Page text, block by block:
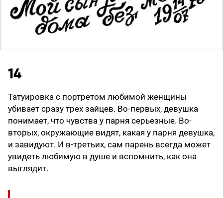
14
Татуировка с портретом любимой женщины
убивает сразу трех зайцев. Во-первых, девушка
понимает, что чувства у парня серьезные. Во-
вторых, окружающие видят, какая у парня девушка,
и завидуют. И в-третьих, сам парень всегда может
увидеть любимую в душе и вспомнить, как она
выглядит.